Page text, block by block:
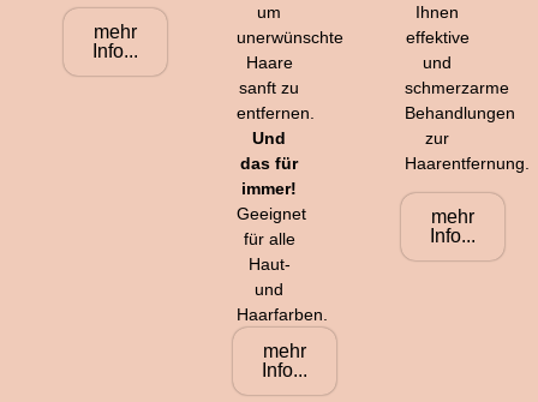
mehr
Info...
um
unerwünschte
Haare
sanft zu
entfernen.
Und
das für
immer!
Geeignet
für alle
Haut-
und
Haarfarben.
mehr
Info...
Ihnen
effektive
und
schmerzarme
Behandlungen
zur
Haarentfernung.
mehr
Info...